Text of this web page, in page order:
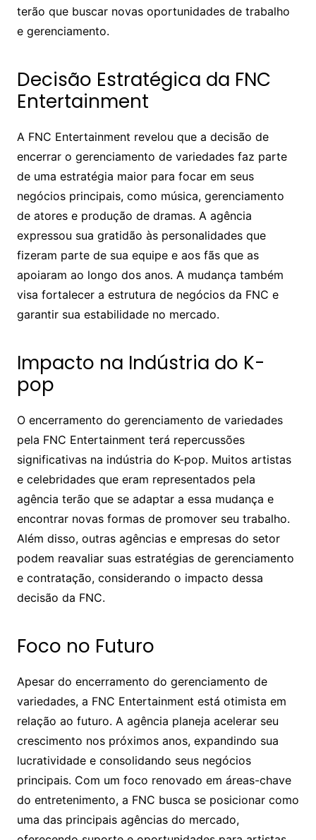
terão que buscar novas oportunidades de trabalho
e gerenciamento.
Decisão Estratégica da FNC
Entertainment
A FNC Entertainment revelou que a decisão de
encerrar o gerenciamento de variedades faz parte
de uma estratégia maior para focar em seus
negócios principais, como música, gerenciamento
de atores e produção de dramas. A agência
expressou sua gratidão às personalidades que
fizeram parte de sua equipe e aos fãs que as
apoiaram ao longo dos anos. A mudança também
visa fortalecer a estrutura de negócios da FNC e
garantir sua estabilidade no mercado.
Impacto na Indústria do K-
pop
O encerramento do gerenciamento de variedades
pela FNC Entertainment terá repercussões
significativas na indústria do K-pop. Muitos artistas
e celebridades que eram representados pela
agência terão que se adaptar a essa mudança e
encontrar novas formas de promover seu trabalho.
Além disso, outras agências e empresas do setor
podem reavaliar suas estratégias de gerenciamento
e contratação, considerando o impacto dessa
decisão da FNC.
Foco no Futuro
Apesar do encerramento do gerenciamento de
variedades, a FNC Entertainment está otimista em
relação ao futuro. A agência planeja acelerar seu
crescimento nos próximos anos, expandindo sua
lucratividade e consolidando seus negócios
principais. Com um foco renovado em áreas-chave
do entretenimento, a FNC busca se posicionar como
uma das principais agências do mercado,